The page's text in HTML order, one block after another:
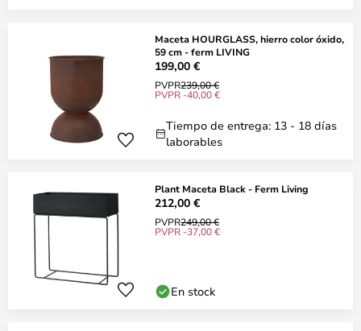
Maceta HOURGLASS, hierro color óxido,
59 cm - ferm LIVING
199,00 €
PVPR239,00 €
PVPR -40,00 €
Tiempo de entrega: 13 - 18 días
laborables
Plant Maceta Black - Ferm Living
212,00 €
PVPR249,00 €
PVPR -37,00 €
En stock